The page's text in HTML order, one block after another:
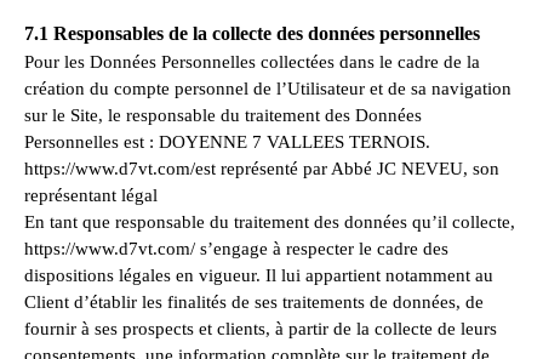
7.1 Responsables de la collecte des données personnelles
Pour les Données Personnelles collectées dans le cadre de la
création du compte personnel de l’Utilisateur et de sa navigation
sur le Site, le responsable du traitement des Données
Personnelles est : DOYENNE 7 VALLEES TERNOIS.
https://www.d7vt.com/est représenté par Abbé JC NEVEU, son
représentant légal
En tant que responsable du traitement des données qu’il collecte,
https://www.d7vt.com/ s’engage à respecter le cadre des
dispositions légales en vigueur. Il lui appartient notamment au
Client d’établir les finalités de ses traitements de données, de
fournir à ses prospects et clients, à partir de la collecte de leurs